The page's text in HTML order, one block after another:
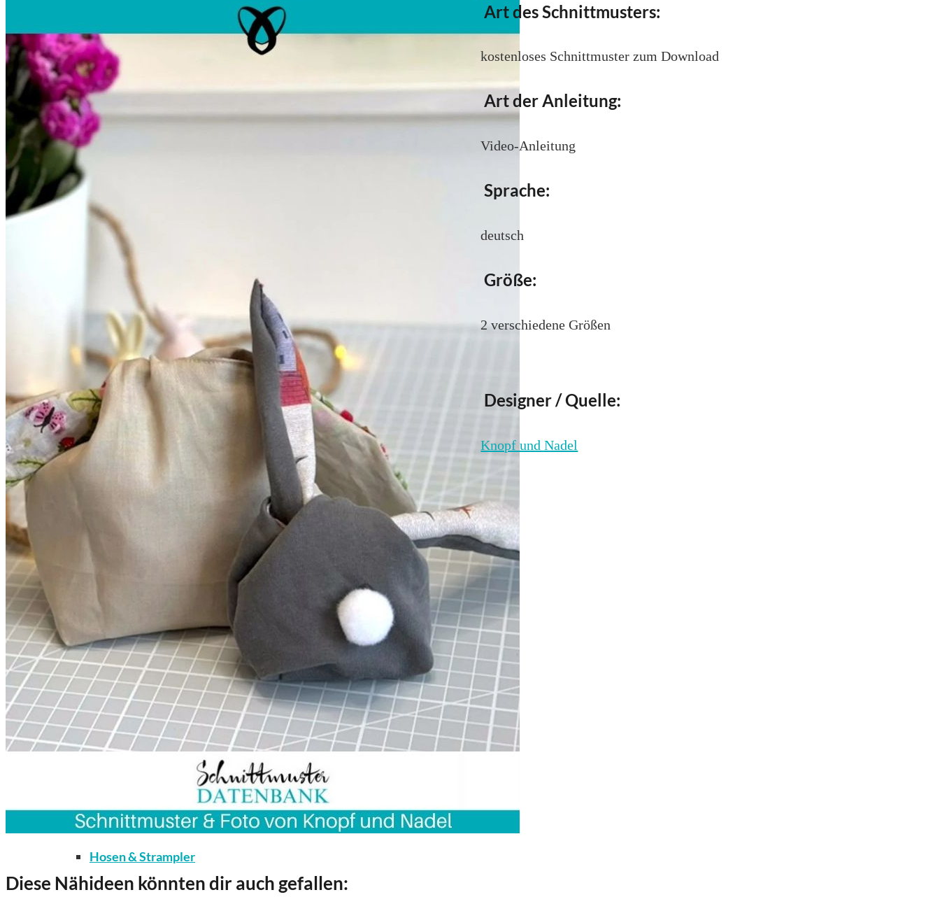
Kleidung nach Größen
Männer
Accessoires
Kleidung
Kinder
Accessoires
Kleidung
Bodys / Unterwäsche / Weiteres
Hosen & Strampler
Art des Schnittmusters:
kostenloses Schnittmuster zum Download
Art der Anleitung:
Video-Anleitung
Sprache:
deutsch
Größe:
2 verschiedene Größen
Designer / Quelle:
Knopf und Nadel
Diese Nähideen könnten dir auch gefallen: